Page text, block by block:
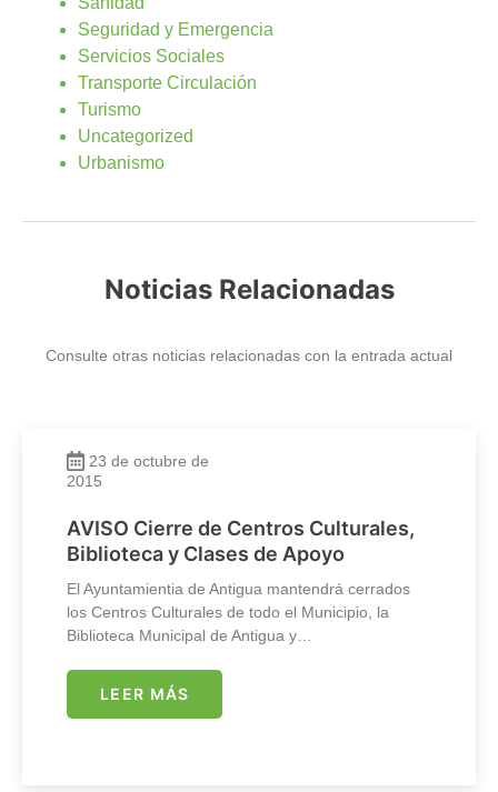
Seguridad y Emergencia
Servicios Sociales
Transporte Circulación
Turismo
Uncategorized
Urbanismo
Noticias Relacionadas
Consulte otras noticias relacionadas con la entrada actual
23 de octubre de
2015
AVISO Cierre de Centros Culturales,
Biblioteca y Clases de Apoyo
El Ayuntamientia de Antigua mantendrá cerrados
los Centros Culturales de todo el Municipio, la
Biblioteca Municipal de Antigua y…
LEER MÁS